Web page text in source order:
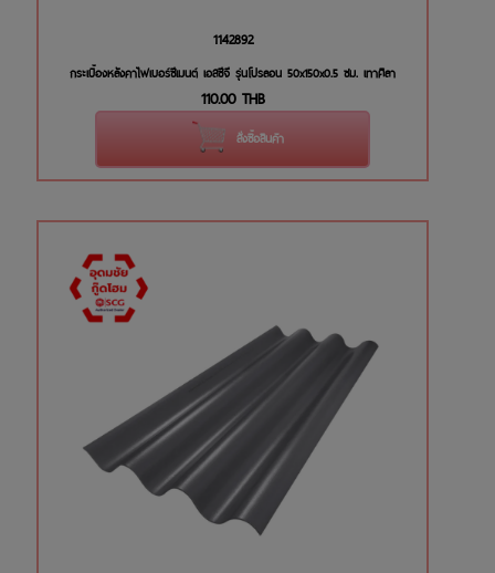
1142892
กระเบื้องหลังคาไฟเบอร์ซีเมนต์ เอสซีจี รุ่นโปรลอน 50x150x0.5 ซม. เทาศิลา
110.00 THB
สั่งซื้อสินค้า